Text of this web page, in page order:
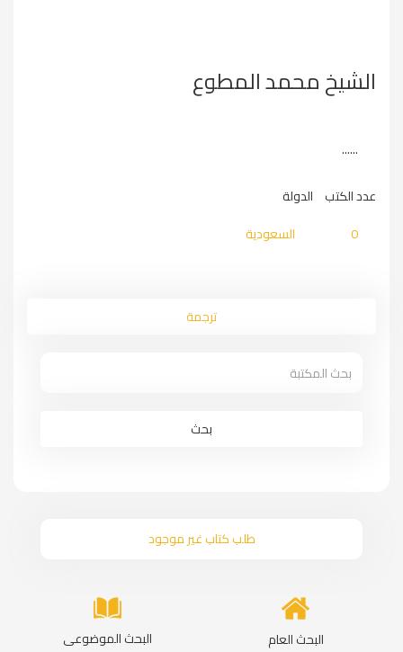
الشيخ محمد المطوع
......
عدد الكتب
0
الدولة
السعودية
ترجمة
بحث
طلب كتاب غير موجود
البحث العام البحث الموضوعى